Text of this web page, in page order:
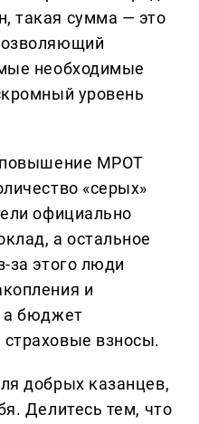
такая сумма — это
необходимые
уровень
повышение МРОТ
«серых»
официально
а остальное
за этого люди
и
а бюджет
взносы.
добрых казанцев,
Делитеcь тем, что